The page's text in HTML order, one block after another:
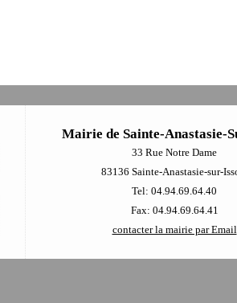
Mairie de Sainte-Anastasie-
33 Rue Notre Dame
83136 Sainte-Anastasie-sur-
Tel: 04.94.69.64.40
Fax: 04.94.69.64.41
contacter la mairie par Email